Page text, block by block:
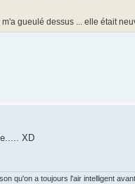
gueulé dessus ... elle était
XD
qu'on a toujours l'air intelligent